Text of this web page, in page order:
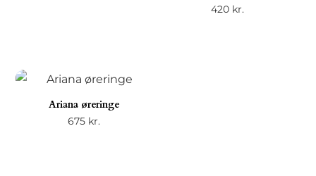
420 kr.
Ariana øreringe
675 kr.